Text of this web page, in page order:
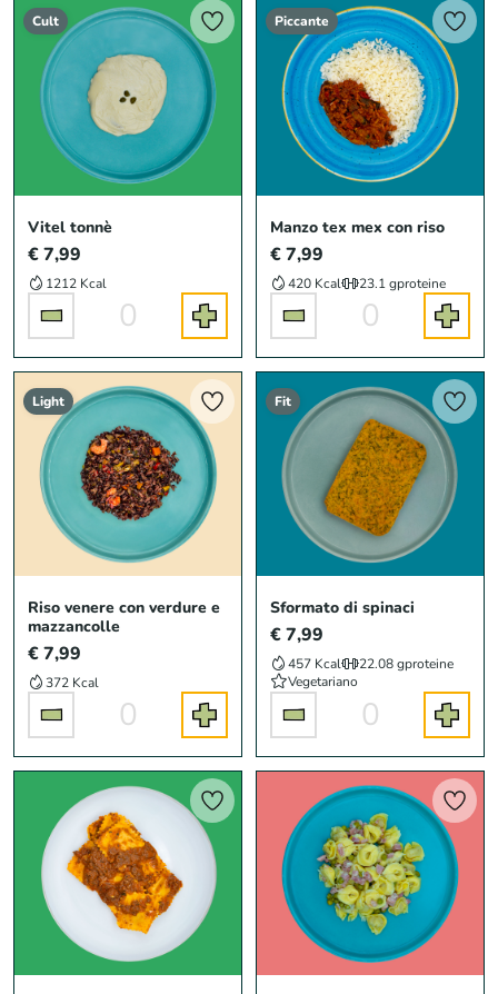
Cult
Vitel tonnè
€ 7,99
1212 Kcal
0
Piccante
Manzo tex mex con riso
€ 7,99
420 Kcal 23.1 gproteine
0
Light
Riso venere con verdure e
mazzancolle
€ 7,99
372 Kcal
0
Fit
Sformato di spinaci
€ 7,99
457 Kcal 22.08 gproteine
Vegetariano
0